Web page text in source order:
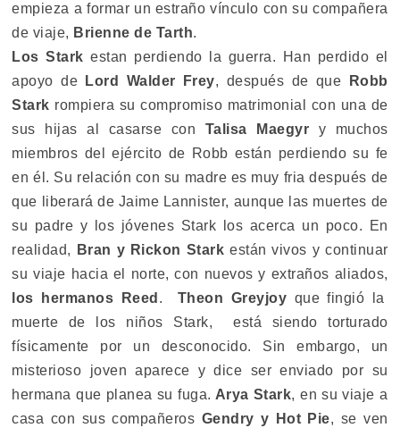
empieza a formar un estraño vínculo con su compañera
de viaje, Brienne de Tarth.
Los Starkestan perdiendo la guerra. Han perdido el
apoyo de
Lord Walder Frey, después de que
Robb
Stark rompiera su compromiso matrimonial con una de
sus hijas al casarse con Talisa Maegyr y muchos
miembros del ejército de Robb están perdiendo su fe
en él. Su relación con su madre es muy fria después de
que liberará de Jaime Lannister, aunque las muertes de
su padre y los jóvenes Stark los acerca un poco. En
realidad,
Bran y Rickon Stark están vivos y continuar
su viaje hacia el norte, con nuevos y extraños aliados,
los hermanos Reed . Theon Greyjoy que fingió la
muerte de los niños Stark, está siendo torturado
físicamente por un desconocido. Sin embargo, un
misterioso joven aparece y dice ser enviado por su
hermana que planea su fuga. Arya Stark, en su viaje a
casa con sus compañeros Gendry y Hot Pie, se ven